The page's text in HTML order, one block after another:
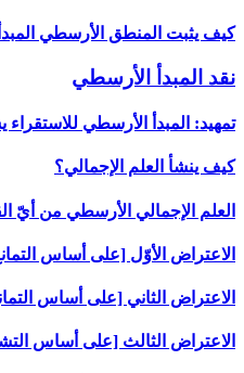
كيف يثبت المنطق الأرسطي
نقد المبدأ الأرسطي‏
تمهيد: المبدأ الأرسطي للاستقراء
كيف ينشأ العلم الإجمالي؟
العلم الإجمالي الأرسطي من أيّ
الاعتراض الأوّل [على أساس
الاعتراض الثاني [على أساس
الاعتراض الثالث [على أساس